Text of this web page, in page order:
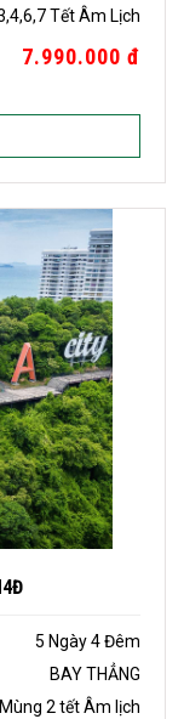
Tết Âm Lịch
7.990.000 đ
5 Ngày 4 Đêm
BAY THẲNG
2 tết Âm lịch